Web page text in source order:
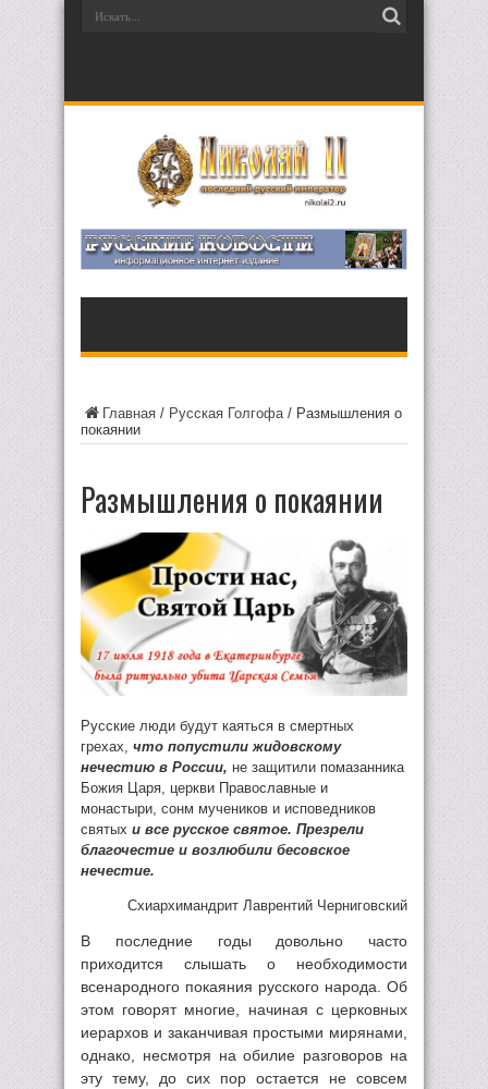
Главная / Русская Голгофа/ Размышления о
покаянии
Размышления о покаянии
Русские люди будут каяться в смертных
грехах, что попустили жидовскому
нечестию в России, не защитили помазанника
Божия Царя, церкви Православные и
монастыри, сонм мучеников и исповедников
святых и все русское святое. Презрели
благочестие и возлюбили бесовское
нечестие.
Схиархимандрит Лаврентий Черниговский
В последние годы довольно часто
приходится слышать о необходимости
всенародного покаяния русского народа. Об
этом говорят многие, начиная с церковных
иерархов и заканчивая простыми мирянами,
однако, несмотря на обилие разговоров на
эту тему, до сих пор остается не совсем